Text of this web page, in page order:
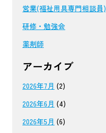
営業(福祉用具専門相談員)
研修・勉強会
薬剤師
アーカイブ
2026年7月 (2)
2026年6月 (4)
2026年5月 (6)